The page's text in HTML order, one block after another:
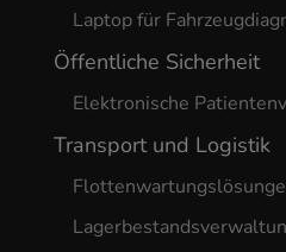
Laptop für
Öffentliche Sicherheit
Elektronische
Transport und Logistik